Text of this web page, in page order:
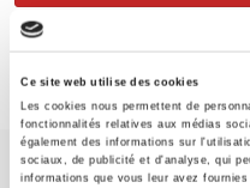
Ce site web utilise des cookies
Les cookies nous permettent de
fonctionnalités relatives aux médias
également des informations sur
sociaux, de publicité et d'analyse, qui
informations que vous leur avez